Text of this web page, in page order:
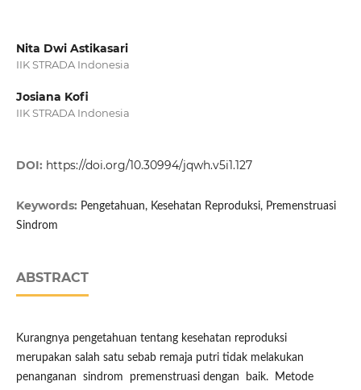
Nita Dwi Astikasari
IIK STRADA Indonesia
Josiana Kofi
IIK STRADA Indonesia
DOI: https://doi.org/10.30994/jqwh.v5i1.127
Keywords: Pengetahuan, Kesehatan Reproduksi, Premenstruasi
Sindrom
ABSTRACT
Kurangnya pengetahuan tentang kesehatan reproduksi
merupakan salah satu sebab remaja putri tidak melakukan
penanganan sindrom premenstruasi dengan baik. Metode